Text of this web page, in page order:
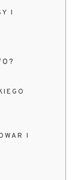
I
I